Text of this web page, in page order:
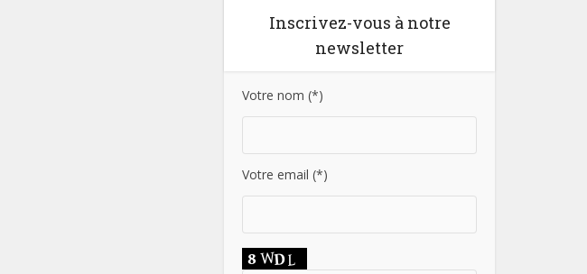
Inscrivez-vous à notre
newsletter
Votre nom (*)
Votre email (*)